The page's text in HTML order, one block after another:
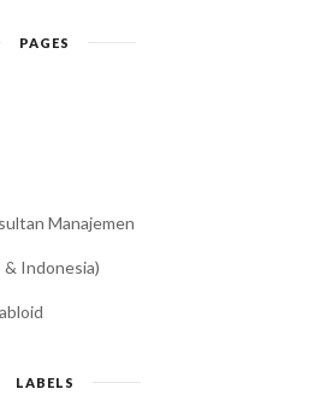
PAGES
Manajemen
Indonesia)
LABELS